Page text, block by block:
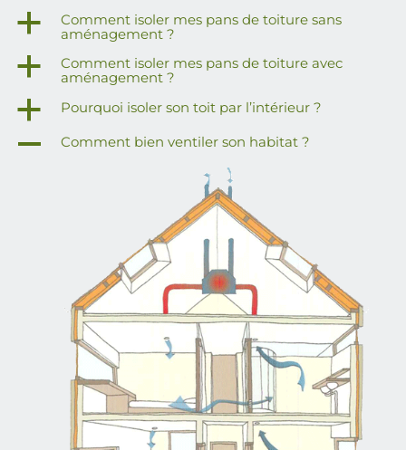
a
Comment isoler mes pans de toiture sans
aménagement ?
a
Comment isoler mes pans de toiture avec
aménagement ?
a Pourquoi isoler son toit par l’intérieur ?
A Comment bien ventiler son habitat ?